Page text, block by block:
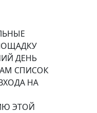
ДЕНЬ
СПИСОК
НА
ЭТОЙ